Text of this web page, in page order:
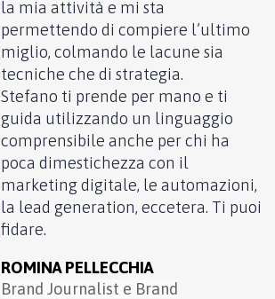
la mia attività e mi sta
permettendo di compiere l’ultimo
miglio, colmando le lacune sia
tecniche che di strategia.
Stefano ti prende per mano e ti
guida utilizzando un linguaggio
comprensibile anche per chi ha
poca dimestichezza con il
marketing digitale, le automazioni,
la lead generation, eccetera. Ti puoi
fidare.
ROMINA PELLECCHIA
Brand Journalist e Brand